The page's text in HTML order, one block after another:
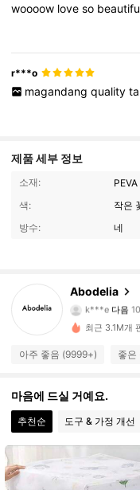
woooow loveso
r***o
magandang quality
제품 세부 정보
소재:
PEVA
색:
작은
방수:
네
Abodelia
k***e다음
8***4 가 탐
4.88 59K
4.88 59K
4.88 59K
최근 3.1M개
아주 좋음 (9999+) 좋은
마음에 드실 거예요.
추천순 도구 & 가정 개선